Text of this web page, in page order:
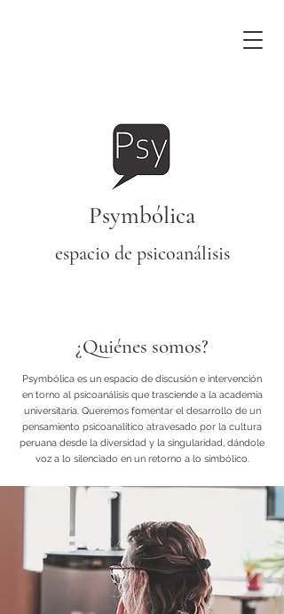
Psymbólica
espacio de psicoanálisis
¿Quiénes somos?
Psymbólica es un espacio de discusión e intervención
en torno al psicoanálisis que trasciende a la academia
universitaria. Queremos fomentar el desarrollo de un
pensamiento psicoanalítico atravesado por la cultura
peruana desde la diversidad y la singularidad, dándole
voz a lo silenciado en un retorno a lo simbólico.